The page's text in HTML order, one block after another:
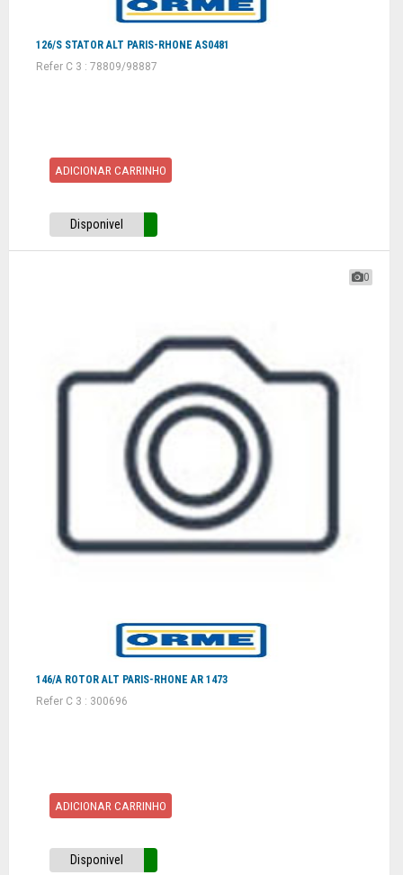
126/S STATOR ALT PARIS-RHONE AS0481
Refer C 3 : 78809/98887
ADICIONAR CARRINHO
Disponivel
0
146/A ROTOR ALT PARIS-RHONE AR 1473
Refer C 3 : 300696
ADICIONAR CARRINHO
Disponivel